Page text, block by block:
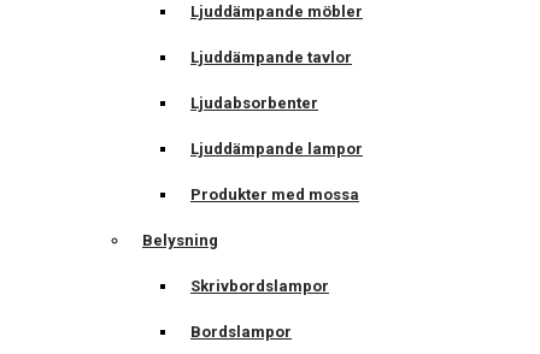
Ljuddämpande möbler
Ljuddämpande tavlor
Ljudabsorbenter
Ljuddämpande lampor
Produkter med mossa
Belysning
Skrivbordslampor
Bordslampor